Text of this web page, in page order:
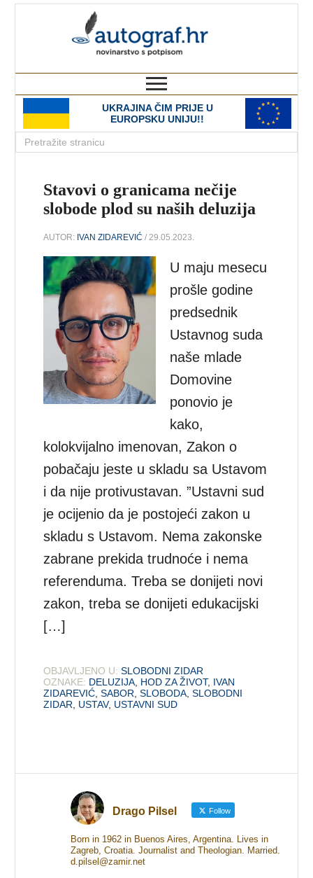
UKRAJINA ČIM PRIJE U
EUROPSKU UNIJU!!
Stavovi o granicama nečije
slobode plod su naših deluzija
AUTOR: IVAN ZIDAREVIĆ / 29.05.2023.
U maju mesecu
prošle godine
predsednik
Ustavnog suda
naše mlade
Domovine
ponovio je
kako,
kolokvijalno imenovan, Zakon o
pobačaju jeste u skladu sa Ustavom
i da nije protivustavan. ”Ustavni sud
je ocijenio da je postojeći zakon u
skladu s Ustavom. Nema zakonske
zabrane prekida trudnoće i nema
referenduma. Treba se donijeti novi
zakon, treba se donijeti edukacijski
[…]
OBJAVLJENO U: SLOBODNI ZIDAR
OZNAKE: DELUZIJA HOD ZA ŽIVOT, IVAN
ZIDAREVIĆ ,SABOR ,SLOBODA ,SLOBODNI
ZIDAR
USTAV, USTAVNI SUD
Drago Pilsel Follow
Born in 1962 in Buenos Aires, Argentina. Lives in
Zagreb, Croatia. Journalist and Theologian. Married.
d.pilsel@zamir.net